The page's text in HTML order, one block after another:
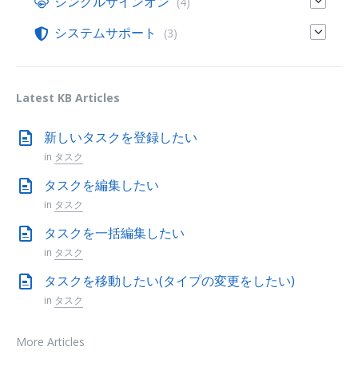
システムサポート (3)
Latest KB Articles
新しいタスクを登録したい
in タスク
タスクを編集したい
in タスク
タスクを一括編集したい
in タスク
タスクを移動したい(タイプの変更をしたい)
in タスク
More Articles